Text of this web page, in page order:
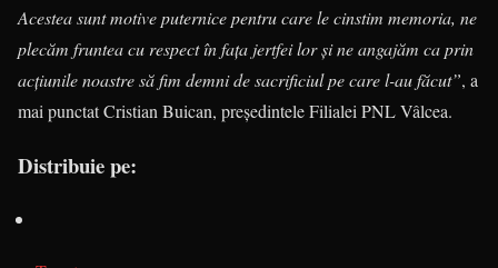
Acestea sunt motive puternice pentru care le cinstim memoria, ne
plecăm fruntea cu respect în fața jertfei lor și ne angajăm ca prin
acțiunile noastre să fim demni de sacrificiul pe care l-au făcut”, a
mai punctat Cristian Buican, președintele Filialei PNL Vâlcea.
Distribuie pe: